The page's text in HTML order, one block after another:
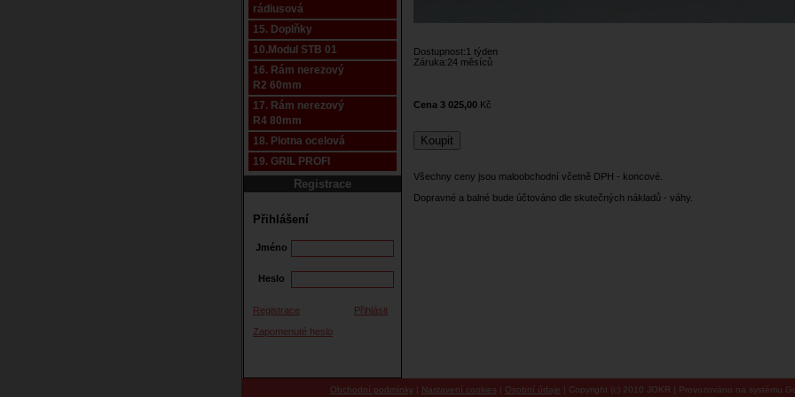
rádiusová
15. Doplňky
10.Modul STB 01
16. Rám nerezový
R2 60mm
17. Rám nerezový
R4 80mm
18. Plotna ocelová
19. GRIL PROFI
Registrace
Přihlášení
Jméno
Heslo
Registrace
Přihlásit
Zapomenuté heslo
Dostupnost:1 týden
Záruka:24 měsíců
Cena 3 025,00 Kč
Všechny ceny jsou maloobchodní včetně DPH - koncové.
Dopravné a balné bude účtováno dle skutečných nákladů - váhy.
Obchodní podmínky| Nastavení cookies | Osobní údaje | Copyright (c) 2010 JOKR | Provozováno na systému